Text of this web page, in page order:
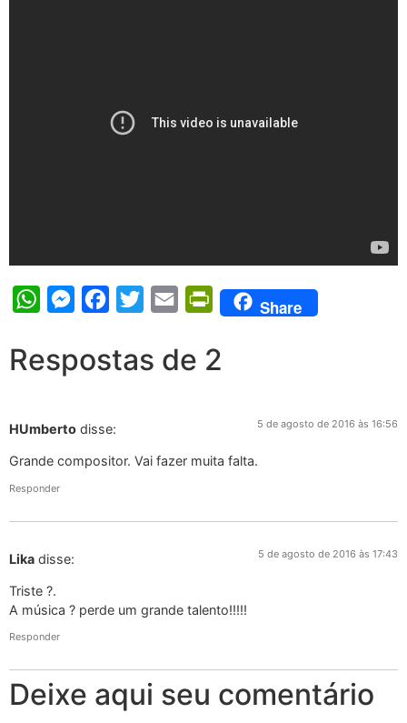
WhatsAppMessengerFacebook
Twitter Email PrintFriendly
Share
Respostas de 2
HUmberto disse: 5 de agosto de 2016 às 16:56
Grande compositor. Vai fazer muita falta.
Responder
Lika disse: 5 de agosto de 2016 às 17:43
Triste ?.
A música ? perde um grande talento!!!!!
Responder
Deixe aqui seu comentário